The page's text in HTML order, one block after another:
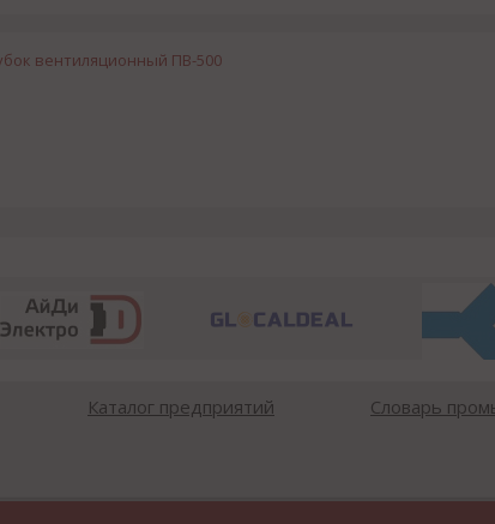
вентиляционный ПВ-500
Каталог предприятий Словарь